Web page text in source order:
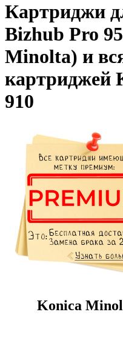
Картриджи
Bizhub Pro
Minolta) и
картриджей
910
Konica